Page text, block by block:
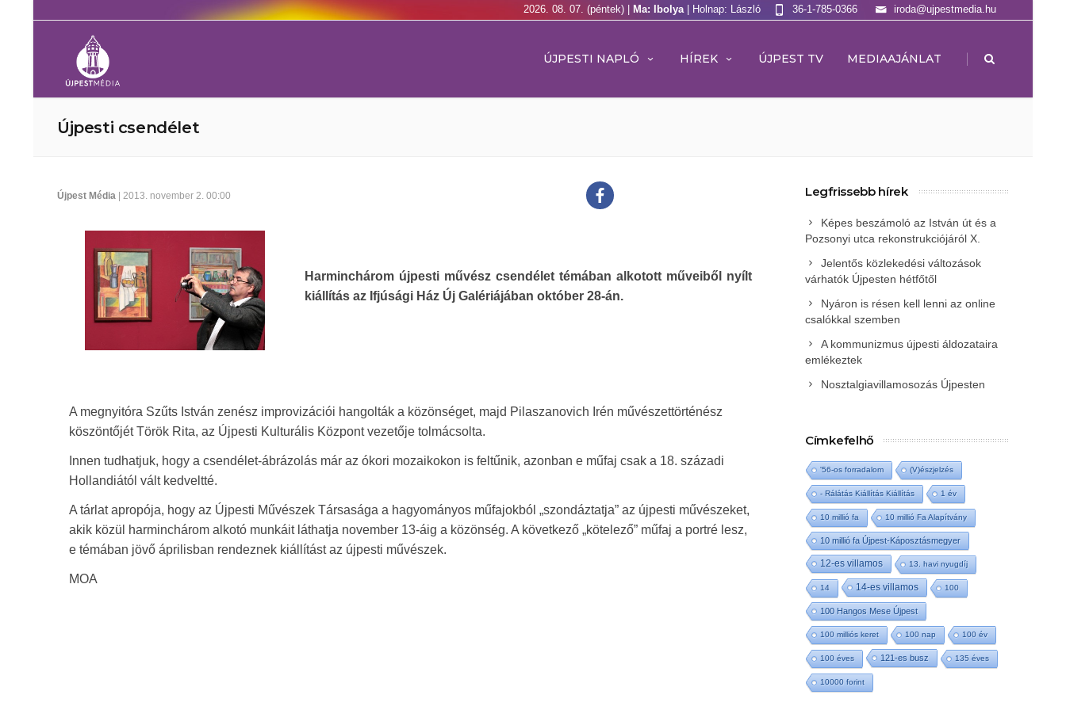
2026. 08. 07. (péntek) | Ma: Ibolya | Holnap: László iroda@ujpestmedia.hu
36-1-785-0366
ÚJPESTI NAPLÓ HÍREK ÚJPEST TV MEDIAAJÁNLAT |
Újpesti csendélet
Újpest Média | 2013. november 2. 00:00
Harminchárom újpesti művész csendélet témában alkotott műveiből nyílt
kiállítás az Ifjúsági Ház Új Galériájában október 28-án.
A megnyitóra Szűts István zenész improvizációi hangolták a közönséget, majd Pilaszanovich Irén művészettörténész
köszöntőjét Török Rita, az Újpesti Kulturális Központ vezetője tolmácsolta.
Innen tudhatjuk, hogy a csendélet-ábrázolás már az ókori mozaikokon is feltűnik, azonban e műfaj csak a 18. századi
Hollandiától vált kedveltté.
A tárlat apropója, hogy az Újpesti Művészek Társasága a hagyományos műfajokból „szondáztatja” az újpesti művészeket,
akik közül harminchárom alkotó munkáit láthatja november 13-áig a közönség. A következő „kötelező” műfaj a portré lesz,
e témában jövő áprilisban rendeznek kiállítást az újpesti művészek.
MOA
Legfrissebb hírek
Képes beszámoló az István út és a
Pozsonyi utca rekonstrukciójáról X.
Jelentős közlekedési változások
várhatók Újpesten hétfőtől
Nyáron is résen kell lenni az online
csalókkal szemben
A kommunizmus újpesti áldozataira
emlékeztek
Nosztalgiavillamosozás Újpesten
Címkefelhő
'56-os forradalom (V)észjelzés
- Rálátás Kiállítás Kiállítás 1 év
10 millió fa 10 millió Fa Alapítvány
10 millió fa Újpest-Káposztásmegyer
12-es villamos 13. havi nyugdíj
14 14-es villamos 100
100 Hangos Mese Újpest
100 milliós keret 100 nap 100 év
100 éves 121-es busz 135 éves
10000 forint